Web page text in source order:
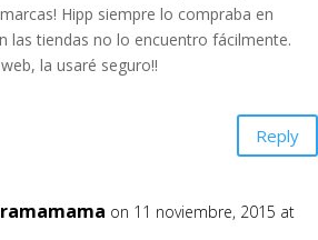
Hipp siempre lo compraba en
las tiendas no lo encuentro fácilmente.
la usaré seguro!!
Reply
on 11 noviembre, 2015 at